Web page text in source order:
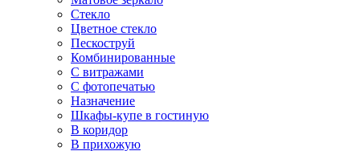
Стекло
Цветное стекло
Пескоструй
Комбинированные
С витражами
С фотопечатью
Назначение
Шкафы-купе в гостиную
В коридор
В прихожую